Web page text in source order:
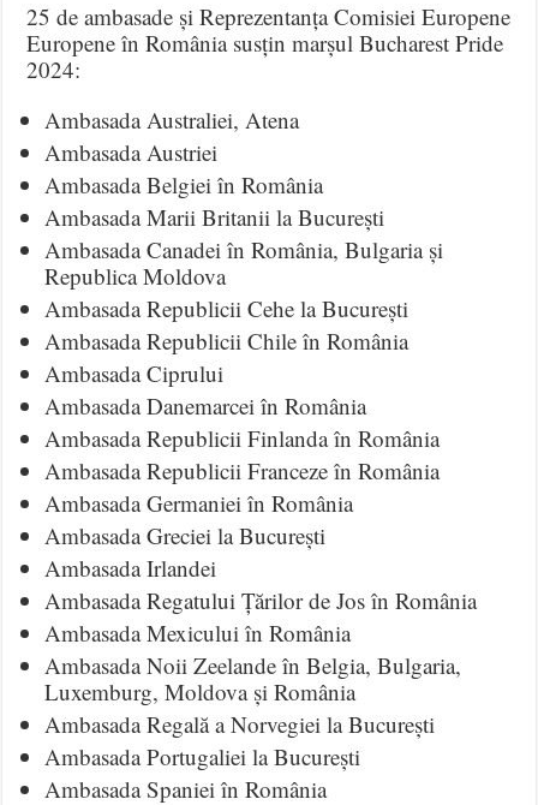
25 de ambasade și Reprezentanța Comisiei Europene
Europene în România susțin marșul Bucharest Pride
2024:
Ambasada Australiei, Atena
Ambasada Austriei
Ambasada Belgiei în România
Ambasada Marii Britanii la București
Ambasada Canadei în România, Bulgaria și
Republica Moldova
Ambasada Republicii Cehe la București
Ambasada Republicii Chile în România
Ambasada Ciprului
Ambasada Danemarcei în România
Ambasada Republicii Finlanda în România
Ambasada Republicii Franceze în România
Ambasada Germaniei în România
Ambasada Greciei la București
Ambasada Irlandei
Ambasada Regatului Țărilor de Jos în România
Ambasada Mexicului în România
Ambasada Noii Zeelande în Belgia, Bulgaria,
Luxemburg, Moldova și România
Ambasada Regală a Norvegiei la București
Ambasada Portugaliei la București
Ambasada Spaniei în România